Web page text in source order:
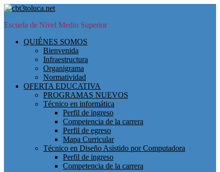
Skip
main
Escuela de Nivel Medio Superior
ToggleQUIÉNES SOMOS
Bienvenida
Infraestructura
Organigrama
Normatividad
OFERTA EDUCATIVA
PROGRAMAS NUEVOS
Técnico en informática
Perfil de ingreso
Competencia de la carrera
Perfil de egreso
Mapa Curricular
Técnico en Diseño Asistido por Computadora
Perfil de ingreso
Competencia de la carrera